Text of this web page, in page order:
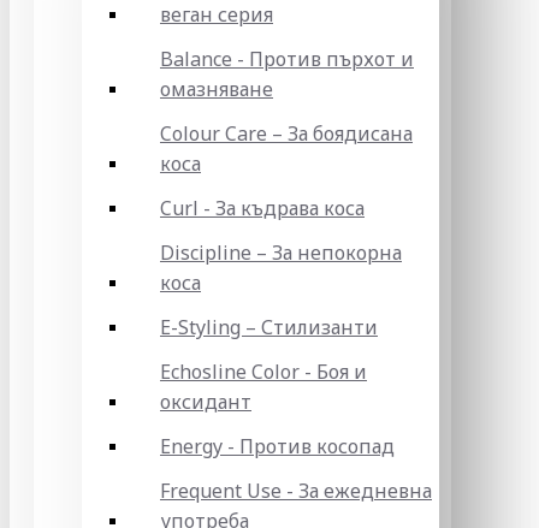
веган серия
Balance - Против пърхот и
омазняване
Colour Care – За боядисана
коса
Curl - За къдрава коса
Discipline – За непокорна
коса
E-Styling – Стилизанти
Echosline Color - Боя и
оксидант
Energy - Против косопад
Frequent Use - За ежедневна
употреба